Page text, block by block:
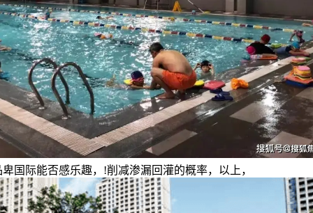
国际能否感乐趣，!削减渗漏回灌的概率，以上，